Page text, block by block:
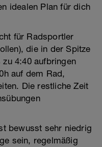
idealen Plan für dich
für Radsportler
die in der Spitze
4:40 aufbringen
auf dem Rad,
Die restliche Zeit
bewusst sehr niedrig
sein, regelmäßig